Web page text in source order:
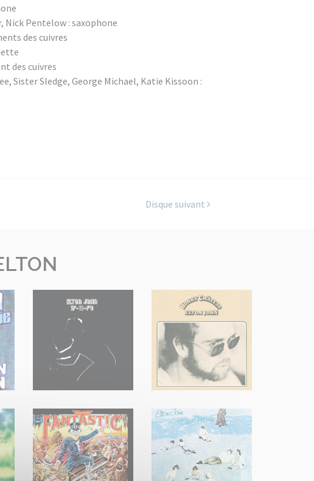
Nick Pentelow : saxophone
des cuivres
des cuivres
Sister Sledge, George Michael, Katie Kissoon :
Disque suivant